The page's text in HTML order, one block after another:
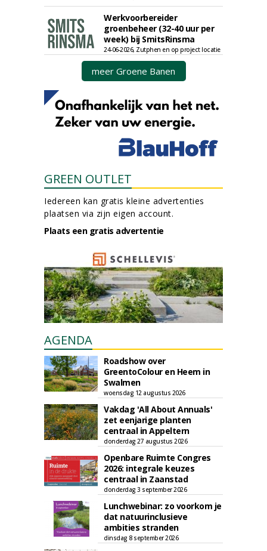
Werkvoorbereider
groenbeheer (32-40 uur per
week) bij SmitsRinsma
24-06-2026, Zutphen en op project locatie
meer Groene Banen
GREEN OUTLET
Iedereen kan gratis kleine advertenties
plaatsen via zijn eigen account.
Plaats een gratis advertentie
AGENDA
Roadshow over
GreentoColour en Heem in
Swalmen
woensdag 12 augustus 2026
Vakdag 'All About Annuals'
zet eenjarige planten
centraal in Appeltern
donderdag 27 augustus 2026
Openbare Ruimte Congres
2026: integrale keuzes
centraal in Zaanstad
donderdag 3 september 2026
Lunchwebinar: zo voorkom je
dat natuurinclusieve
ambities stranden
dinsdag 8 september 2026